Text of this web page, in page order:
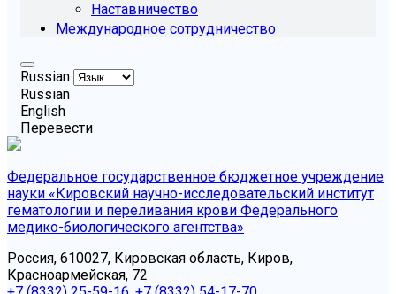
Наставничество
Международное сотрудничество
Russian
Russian
English
Перевести
Федеральное государственное бюджетное учреждение
науки «Кировский научно-исследовательский институт
гематологии и переливания крови Федерального
медико-биологического агентства»
Россия, 610027, Кировская область, Киров,
Красноармейская, 72